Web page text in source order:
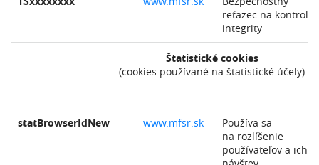
reťazec na kontrolu
integrity
Štatistické cookies
(cookies používané na štatistické účely)
statBrowserIdNew www.mfsr.sk
Používa sa
na rozlíšenie
používateľov a ich